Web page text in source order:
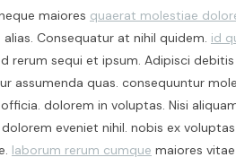
maiores quaerat molestiae
alias. Consequatur at nihil quidem. id
rerum sequi et ipsum. Adipisci
assumenda quas. consequuntur
dolorem in voluptas. Nisi
eveniet nihil. nobis ex
laborum rerum cumque maiores